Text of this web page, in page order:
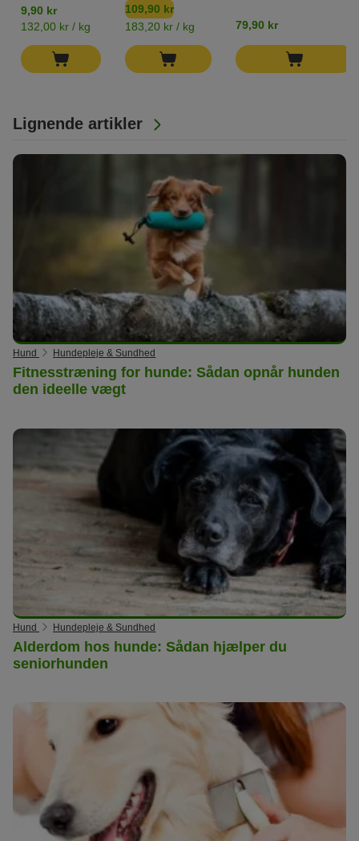
Lignende artikler
Hund Hundepleje & Sundhed
Fitnesstræning for hunde: Sådan opnår hunden
den ideelle vægt
Hund Hundepleje & Sundhed
Alderdom hos hunde: Sådan hjælper du
seniorhunden
9,90 kr
132,00 kr / kg
109,90 kr
183,20 kr / kg
79,90 kr